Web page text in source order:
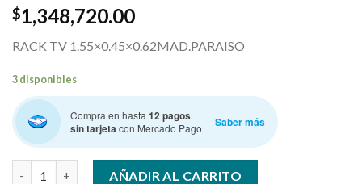
$1,348,720.00
RACK TV 1.55×0.45×0.62MAD.PARAISO
3 disponibles
Compra en hasta 12 pagos
sin tarjetacon Mercado Pago Saber más
GENOUD TV 1.52 NOGAL RACK CONTEMPORANEO cantidad
AÑADIR AL CARRITO